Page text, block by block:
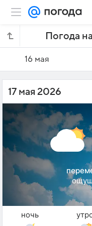
Погода
16 мая
17 мая 2026
ночь